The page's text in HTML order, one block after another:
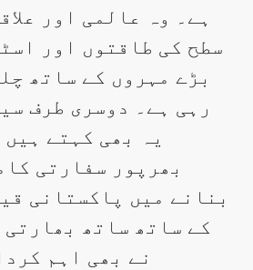
ہے۔ وہ عالمی اور
سطح کی طاقتوں اور
بڑے مہروں کے ساتھ
رہی ہے۔ دوسری طرف
یہ بھی کہتے
بھرپور سفارتی
بنانے میں پاکستانی
کے ساتھ ساتھ بھارتی
نے بھی اہم